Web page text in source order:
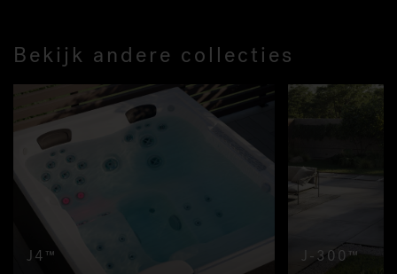
Bekijk andere collecties
J4™ J-300™